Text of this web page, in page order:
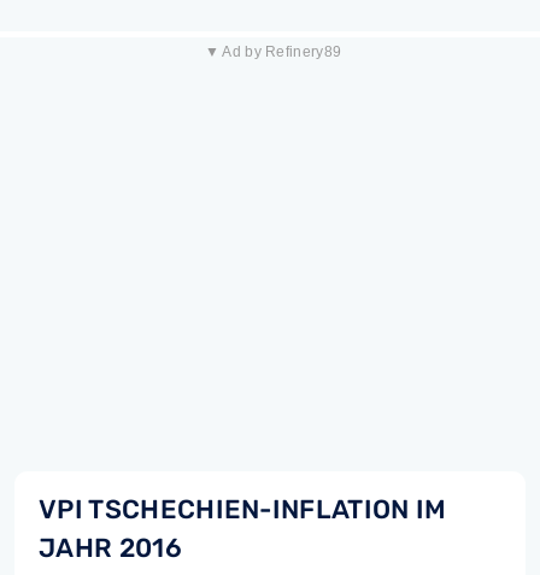
▼ Ad by Refinery89
VPI TSCHECHIEN-INFLATION IM
JAHR 2016